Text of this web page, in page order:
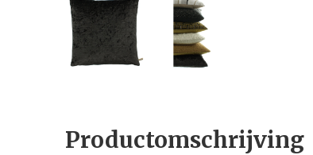
Productomschrijving